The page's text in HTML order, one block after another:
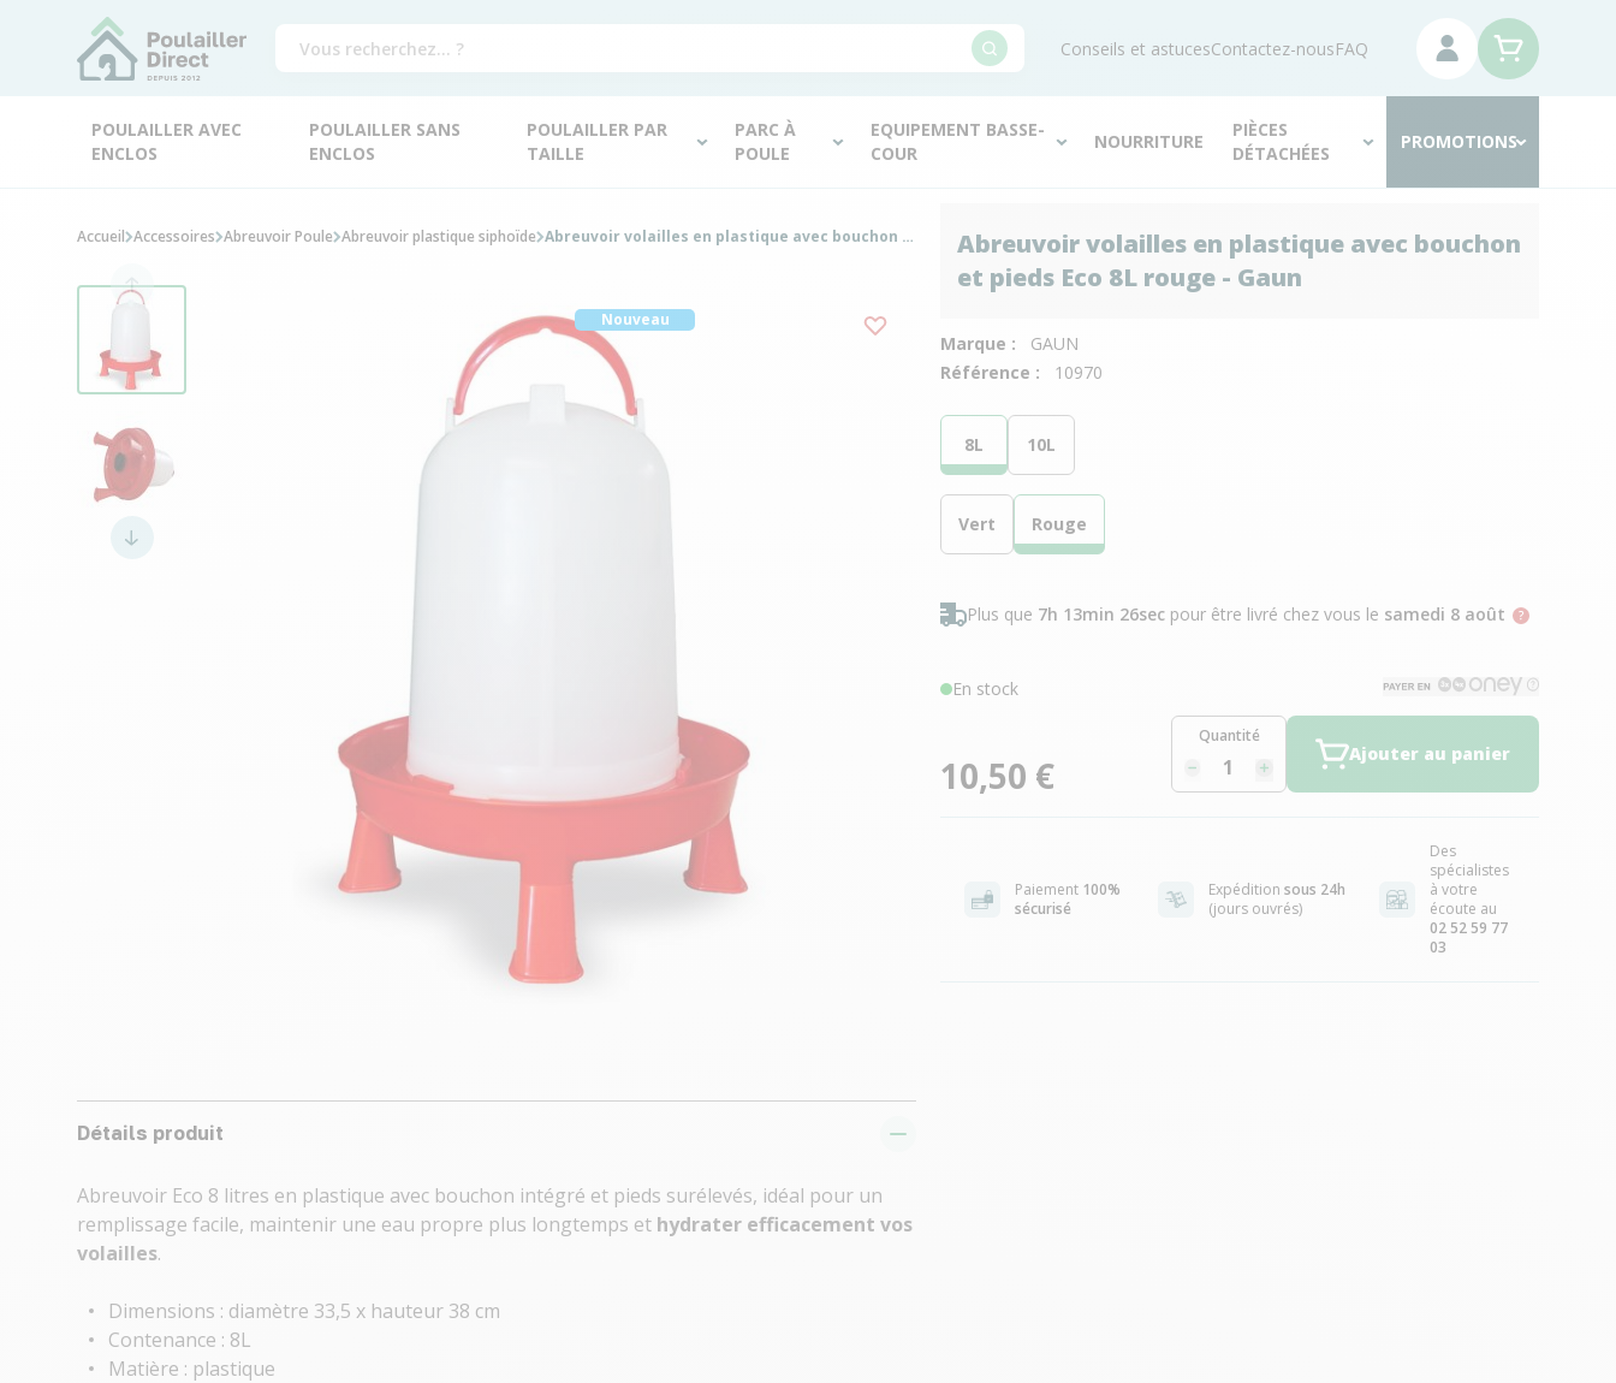
Conseils et astucesContactez-nousFAQ
POULAILLER AVEC
ENCLOS
POULAILLER SANS
ENCLOS
POULAILLER PAR
TAILLE
PARC À
POULE
EQUIPEMENT BASSE-
COUR
NOURRITURE
PIÈCES
DÉTACHÉES
PROMOTIONS
Abreuvoir volailles en plastique avec bouchon
et pieds Eco 8L rouge - Gaun
Marque :
GAUN
Référence :
10970
8L 10L
Vert Rouge
Plus que 7h 13min 25secpour être livré chez vous le samedi 8 août
En stock
10,50 €
Quantité
Ajouter au panier
Paiement 100%
sécurisé
Expédition sous 24h
(jours ouvrés)
Des
spécialistes
à votre
écoute au
02 52 59 77
03
Détails produit
Abreuvoir Eco 8 litres en plastique avec bouchon intégré et pieds surélevés, idéal pour un
remplissage facile, maintenir une eau propre plus longtemps et hydrater efficacement vos
volailles.
Dimensions : diamètre 33,5 x hauteur 38 cm
Contenance : 8L
Matière : plastique
Accueil Accessoires Abreuvoir Poule Abreuvoir plastique siphoïde Abreuvoir volailles en plastique avec bouchon et pieds Eco 8L rouge - Gaun
Nouveau